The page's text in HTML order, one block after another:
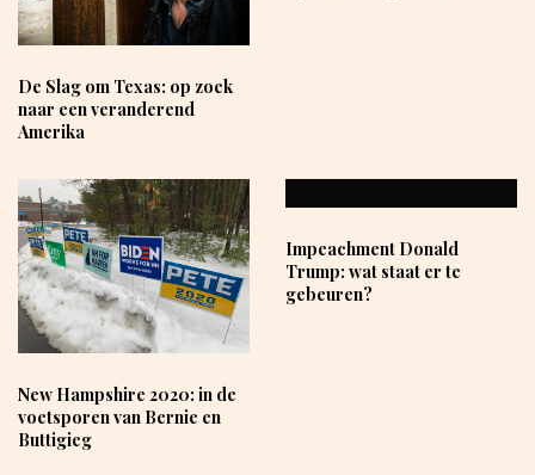
De Slag om Texas: op zoek
naar een veranderend
Amerika
New Hampshire 2020: in de
voetsporen van Bernie en
Buttigieg
Impeachment Donald
Trump: wat staat er te
gebeuren?